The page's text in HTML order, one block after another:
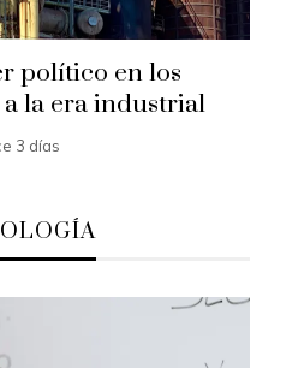
político en los
la era industrial
3 días